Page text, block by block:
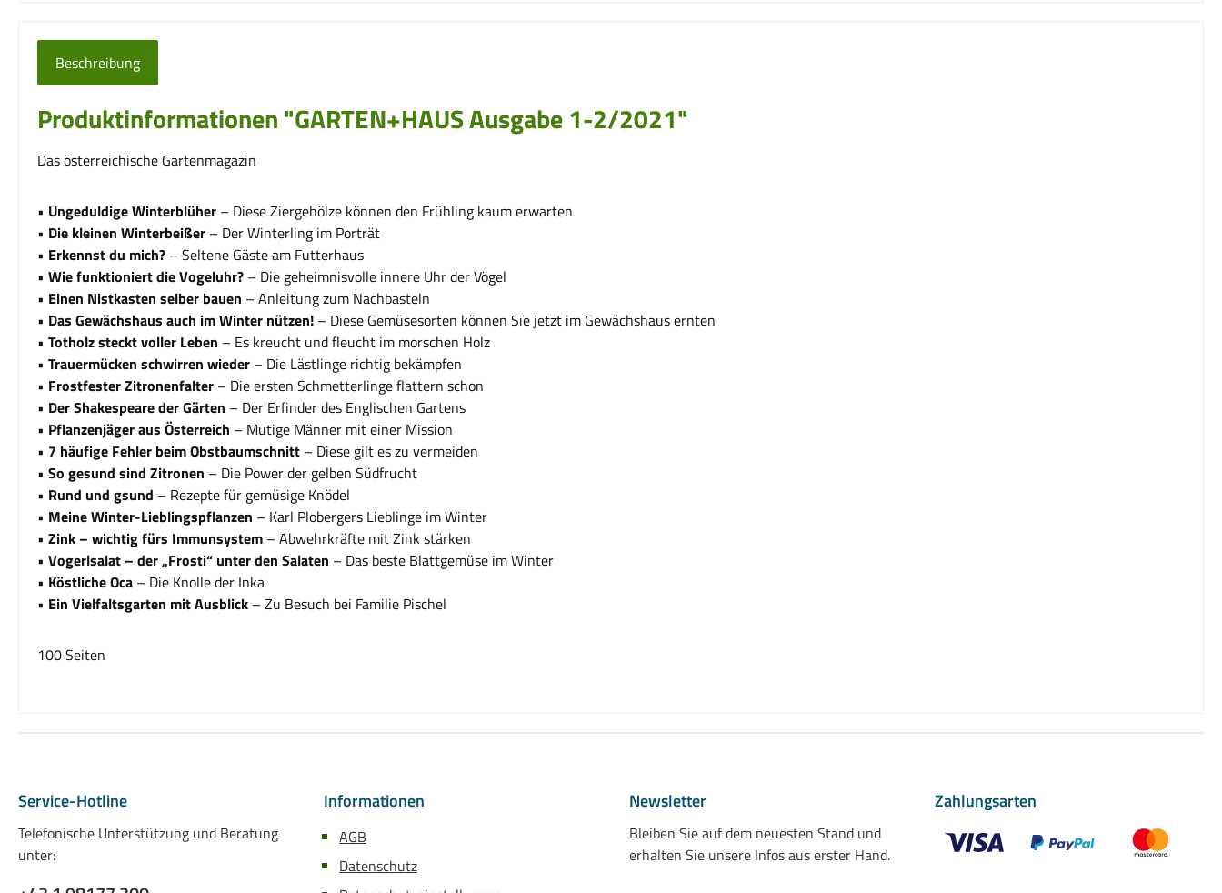
Beschreibung
Produktinformationen "GARTEN+HAUS Ausgabe 1-2/2021"
Das österreichische Gartenmagazin
• Ungeduldige Winterblüher – Diese Ziergehölze können den Frühling kaum erwarten
• Die kleinen Winterbeißer – Der Winterling im Porträt
• Erkennst du mich? – Seltene Gäste am Futterhaus
• Wie funktioniert die Vogeluhr? – Die geheimnisvolle innere Uhr der Vögel
• Einen Nistkasten selber bauen – Anleitung zum Nachbasteln
• Das Gewächshaus auch im Winter nützen! – Diese Gemüsesorten können Sie jetzt im Gewächshaus ernten
• Totholz steckt voller Leben – Es kreucht und fleucht im morschen Holz
• Trauermücken schwirren wieder – Die Lästlinge richtig bekämpfen
• Frostfester Zitronenfalter – Die ersten Schmetterlinge flattern schon
• Der Shakespeare der Gärten – Der Erfinder des Englischen Gartens
• Pflanzenjäger aus Österreich – Mutige Männer mit einer Mission
• 7 häufige Fehler beimObstbaumschnitt – Diese gilt es zu vermeiden
• So gesund sind Zitronen – Die Power der gelben Südfrucht
• Rund und gsund – Rezepte für gemüsige Knödel
• Meine Winter-Lieblingspflanzen – Karl Plobergers Lieblinge im Winter
• Zink – wichtig fürs Immunsystem – Abwehrkräfte mit Zink stärken
• Vogerlsalat – der „Frosti“ unter den Salaten – Das beste Blattgemüse im Winter
• Köstliche Oca – Die Knolle der Inka
• Ein Vielfaltsgarten mit Ausblick – Zu Besuch bei Familie Pischel
100 Seiten
Service-Hotline
Telefonische Unterstützung und Beratung
unter:
Informationen
AGB
Datenschutz
Newsletter
Bleiben Sie auf dem neuesten Stand und
erhalten Sie unsere Infos aus erster Hand.
Zahlungsarten